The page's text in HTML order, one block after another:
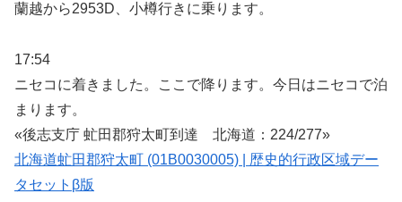
蘭越から2953D、小樽行きに乗ります。
17:54
ニセコに着きました。ここで降ります。今日はニセコで泊
まります。
«後志支庁 虻田郡狩太町到達 北海道：224/277»
北海道虻田郡狩太町 (01B0030005) | 歴史的行政区域デー
タセットβ版